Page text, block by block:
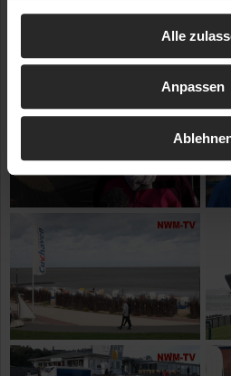
gesammelt haben.
Alle
Anpassen